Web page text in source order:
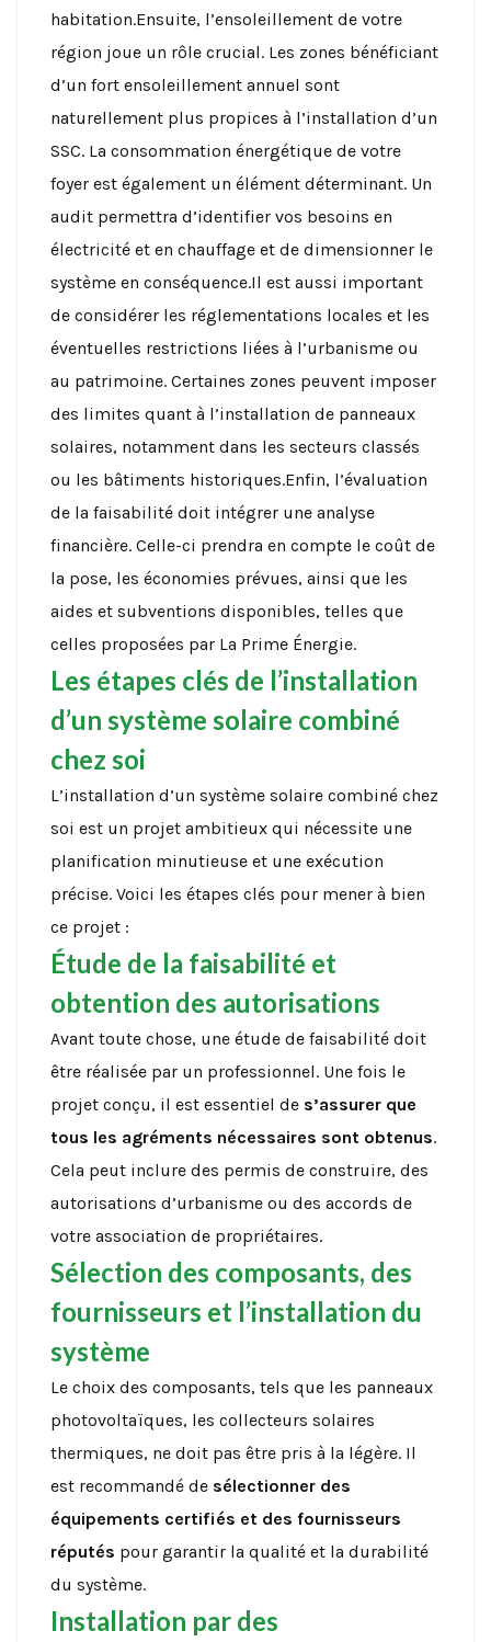
habitation.Ensuite, l’ensoleillement de votre
région joue un rôle crucial. Les zones bénéficiant
d’un fort ensoleillement annuel sont
naturellement plus propices à l’installation d’un
SSC. La consommation énergétique de votre
foyer est également un élément déterminant. Un
audit permettra d’identifier vos besoins en
électricité et en chauffage et de dimensionner le
système en conséquence.Il est aussi important
de considérer les réglementations locales et les
éventuelles restrictions liées à l’urbanisme ou
au patrimoine. Certaines zones peuvent imposer
des limites quant à l’installation de panneaux
solaires, notamment dans les secteurs classés
ou les bâtiments historiques.Enfin, l’évaluation
de la faisabilité doit intégrer une analyse
financière. Celle-ci prendra en compte le coût de
la pose, les économies prévues, ainsi que les
aides et subventions disponibles, telles que
celles proposées par La Prime Énergie.
Les étapes clés de l’installation
d’un système solaire combiné
chez soi
L’installation d’un système solaire combiné chez
soi est un projet ambitieux qui nécessite une
planification minutieuse et une exécution
précise. Voici les étapes clés pour mener à bien
ce projet :
Étude de la faisabilité et
obtention des autorisations
Avant toute chose, une étude de faisabilité doit
être réalisée par un professionnel. Une fois le
projet conçu, il est essentiel de s’assurer que
tous les agréments nécessaires sont obtenus.
Cela peut inclure des permis de construire, des
autorisations d’urbanisme ou des accords de
votre association de propriétaires.
Sélection des composants, des
fournisseurs et l’installation du
système
Le choix des composants, tels que les panneaux
photovoltaïques, les collecteurs solaires
thermiques, ne doit pas être pris à la légère. Il
est recommandé de sélectionner des
équipements certifiés et des fournisseurs
réputés pour garantir la qualité et la durabilité
du système.
Installation par des